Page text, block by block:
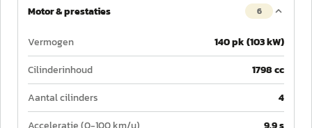
Motor & prestaties 6
Vermogen
140 pk (103 kW)
Cilinderinhoud
1798 cc
Aantal cilinders
4